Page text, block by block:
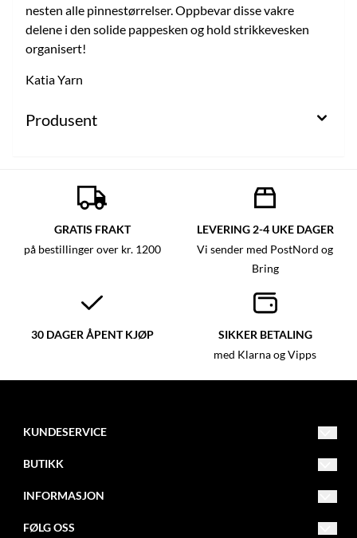
nesten alle pinnestørrelser. Oppbevar disse vakre
delene i den solide pappesken og hold strikkevesken
organisert!
Katia Yarn
Produsent
GRATIS FRAKT
på bestillinger over kr. 1200
LEVERING 2-4 UKE DAGER
Vi sender med PostNord og
Bring
30 DAGER ÅPENT KJØP SIKKER BETALING
med Klarna og Vipps
KUNDESERVICE
mail@garngruven.no
1870
BUTIKK
Vilkår
Frakt og retur
INFORMASJON
Om oss
FØLG OSS